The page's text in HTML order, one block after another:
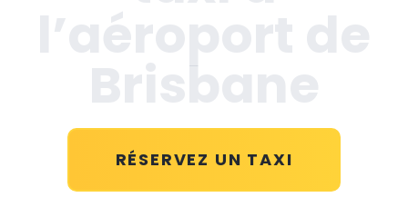
Brisbane
RÉSERVEZ UN TAXI